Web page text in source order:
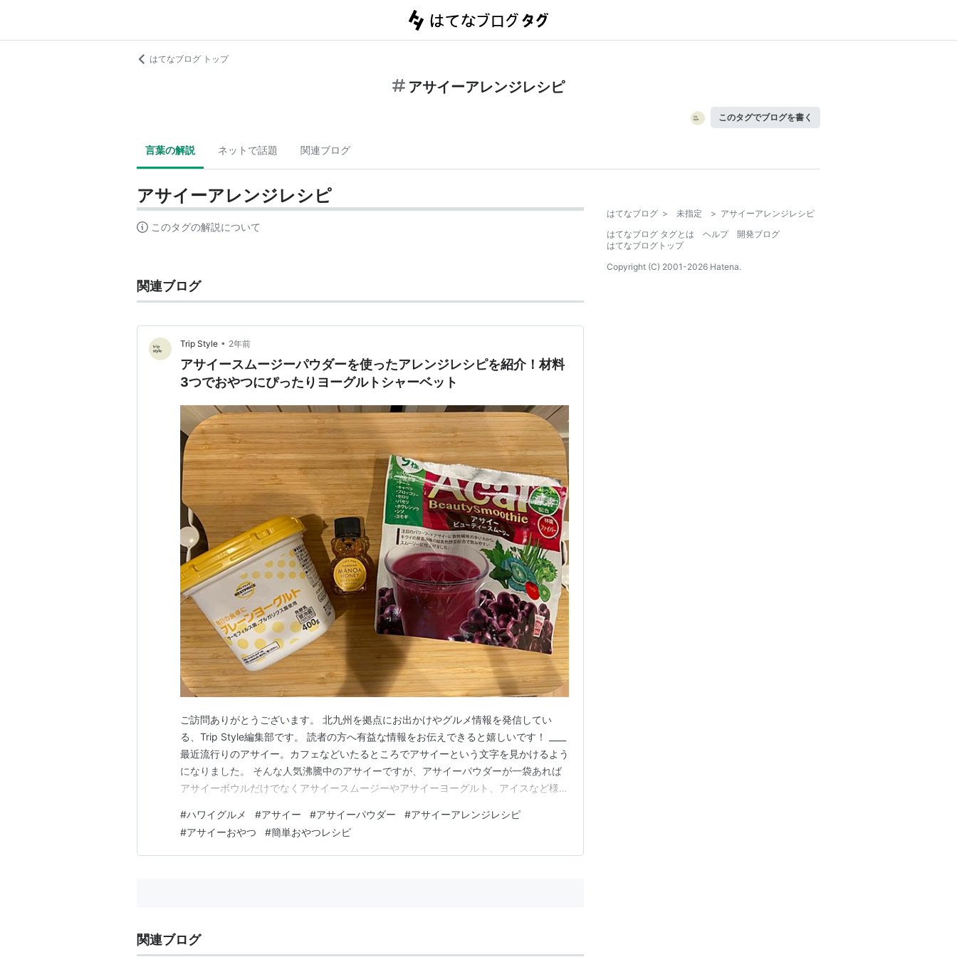
はてなブログ トップ
アサイーアレンジレシピ
このタグでブログを書く
言葉の解説 ネットで話題 関連ブログ
アサイーアレンジレシピ
このタグの解説について
関連ブログ
Trip Style • 2年前
アサイースムージーパウダーを使ったアレンジレシピを紹介！材料
3つでおやつにぴったりヨーグルトシャーベット
ご訪問ありがとうございます。 北九州を拠点にお出かけやグルメ情報を発信してい
る、Trip Style編集部です。 読者の方へ有益な情報をお伝えできると嬉しいです！ ____
最近流行りのアサイー。カフェなどいたるところでアサイーという文字を見かけるよう
になりました。 そんな人気沸騰中のアサイーですが、アサイーパウダーが一袋あれば
アサイーボウルだけでなくアサイースムージーやアサイーヨーグルト、アイスなど様々
パウダーを使ったアレンジレシピを紹介します。 アサイーパウダーとは 用意するもの
レシピ おわりに アサイーパウダ…
#ハワイグルメ #アサイー #アサイーパウダー #アサイーアレンジレシピ
#アサイーおやつ #簡単おやつレシピ
関連ブログ
はてなブログ > 未指定 > アサイーアレンジレシピ
はてなブログ タグとは
ヘルプ
開発ブログ
はてなブログトップ
Copyright (C) 2001-2026 Hatena.